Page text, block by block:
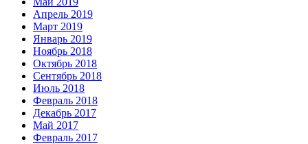
Апрель 2019
Март 2019
Январь 2019
Ноябрь 2018
Октябрь 2018
Сентябрь 2018
Июль 2018
Февраль 2018
Декабрь 2017
Май 2017
Февраль 2017